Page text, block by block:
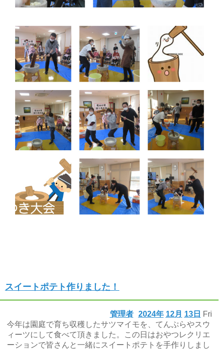
スイートポテト作りました！
2024年 12月 13日 Fri
管理者
今年は園庭で育ち収穫したサツマイモを、てんぷらやスウ
ィーツにして食べて頂きました。この日はおやつレクリエ
ーションで皆さんと一緒にスイートポテトを手作りしまし